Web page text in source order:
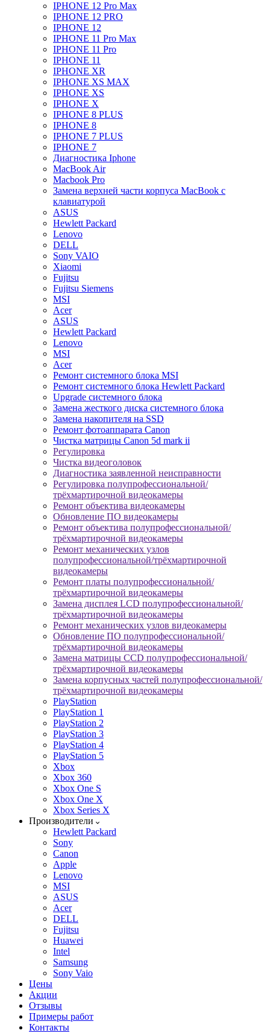
IPHONE 12 Pro Max
IPHONE 12 PRO
IPHONE 12
IPHONE 11 Pro Max
IPHONE 11 Pro
IPHONE 11
IPHONE XR
IPHONE XS MAX
IPHONE XS
IPHONE X
IPHONE 8 PLUS
IPHONE 8
IPHONE 7 PLUS
IPHONE 7
Диагностика Iphone
MacBook Air
Macbook Pro
Замена верхней части корпуса MacBook с
клавиатурой
ASUS
Hewlett Packard
Lenovo
DELL
Sony VAIO
Xiaomi
Fujitsu
Fujitsu Siemens
MSI
Acer
ASUS
Hewlett Packard
Lenovo
MSI
Acer
Ремонт системного блока MSI
Ремонт системного блока Hewlett Packard
Upgrade системного блока
Замена жесткого диска системного блока
Замена накопителя на SSD
Ремонт фотоаппарата Canon
Чистка матрицы Canon 5d mark ii
Регулировка
Чистка видеоголовок
Диагностика заявленной неисправности
Регулировка полупрофессиональной/
трёхмартирочной видеокамеры
Ремонт объектива видеокамеры
Обновление ПО видеокамеры
Ремонт объектива полупрофессиональной/
трёхмартирочной видеокамеры
Ремонт механических узлов
полупрофессиональной/трёхмартирочной
видеокамеры
Ремонт платы полупрофессиональной/
трёхмартирочной видеокамеры
Замена дисплея LCD полупрофессиональной/
трёхмартирочной видеокамеры
Ремонт механических узлов видеокамеры
Обновление ПО полупрофессиональной/
трёхмартирочной видеокамеры
Замена матрицы CCD полупрофессиональной/
трёхмартирочной видеокамеры
Замена корпусных частей полупрофессиональной/
трёхмартирочной видеокамеры
PlayStation
PlayStation 1
PlayStation 2
PlayStation 3
PlayStation 4
PlayStation 5
Xbox
Xbox 360
Xbox One S
Xbox One X
Xbox Series X
Производители
Hewlett Packard
Sony
Canon
Apple
Lenovo
MSI
ASUS
Acer
DELL
Fujitsu
Huawei
Intel
Samsung
Sony Vaio
Цены
Акции
Отзывы
Примеры работ
Контакты